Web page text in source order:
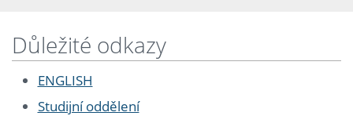
Důležité odkazy
ENGLISH
Studijní oddělení